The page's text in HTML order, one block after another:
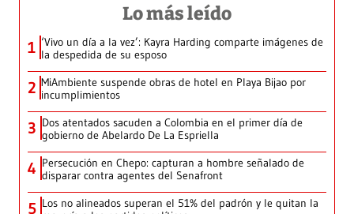
Lo más leído
1 ‘Vivo un día a la vez’: Kayra Harding comparte imágenes de
la despedida de su esposo
2 MiAmbiente suspende obras de hotel en Playa Bijao por
incumplimientos
3 Dos atentados sacuden a Colombia en el primer día de
gobierno de Abelardo De La Espriella
4 Persecución en Chepo: capturan a hombre señalado de
disparar contra agentes del Senafront
5 Los no alineados superan el 51% del padrón y le quitan la